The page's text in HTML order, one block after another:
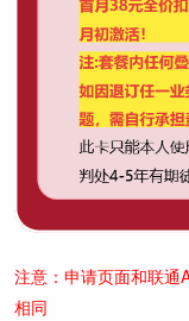
注意：申请页面和联通
相同